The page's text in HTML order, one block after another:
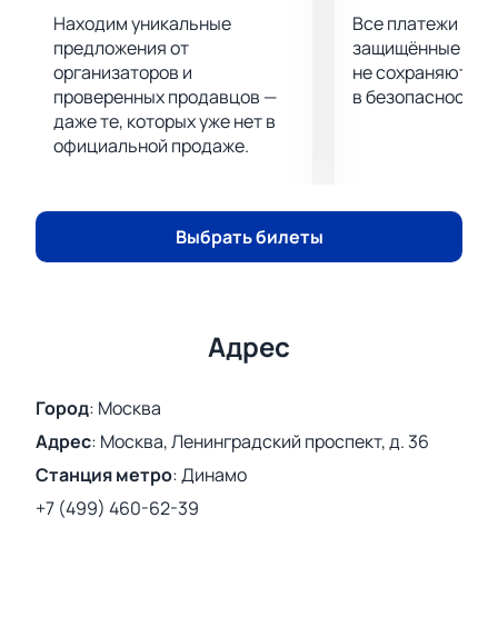
Находим уникальные
предложения от
организаторов и
проверенных продавцов —
даже те, которых уже нет в
официальной продаже.
Все платежи
защищённые
не сохраняются
в безопасности.
Выбрать билеты
Адрес
Город: Москва
Адрес: Москва, Ленинградский проспект, д. 36
Станция метро:Динамо
+7 (499) 460-62-39